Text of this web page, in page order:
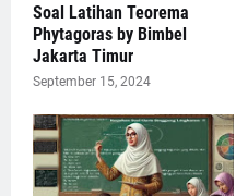
Soal Latihan Teorema
Phytagoras by Bimbel
Jakarta Timur
September 15, 2024